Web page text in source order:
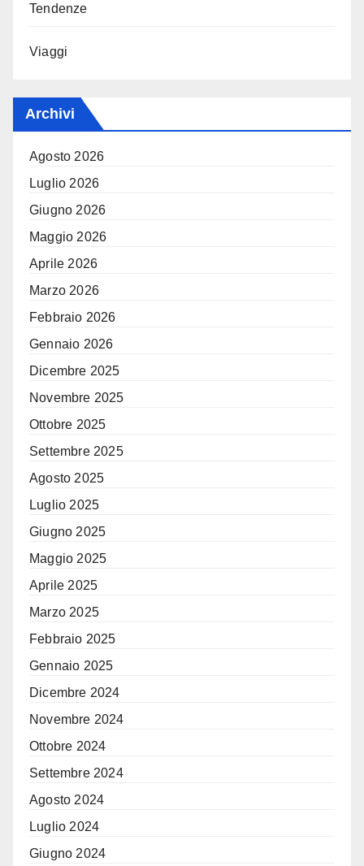
Tendenze
Viaggi
Archivi
Agosto 2026
Luglio 2026
Giugno 2026
Maggio 2026
Aprile 2026
Marzo 2026
Febbraio 2026
Gennaio 2026
Dicembre 2025
Novembre 2025
Ottobre 2025
Settembre 2025
Agosto 2025
Luglio 2025
Giugno 2025
Maggio 2025
Aprile 2025
Marzo 2025
Febbraio 2025
Gennaio 2025
Dicembre 2024
Novembre 2024
Ottobre 2024
Settembre 2024
Agosto 2024
Luglio 2024
Giugno 2024